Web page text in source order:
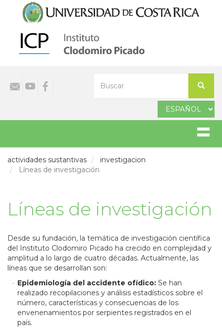
contenido
principal
Buscar
your
actividades sustantivas
investigacion
Líneas de investigación
Líneas de investigación
Desde su fundación, la temática de investigación científica
del Instituto Clodomiro Picado ha crecido en complejidad y
amplitud a lo largo de cuatro décadas. Actualmente, las
líneas que se desarrollan son:
Epidemiología del accidente ofídico: Se han
realizado recopilaciones y análisis estadísticos sobre el
número, características y consecuencias de los
envenenamientos por serpientes registrados en el
país.